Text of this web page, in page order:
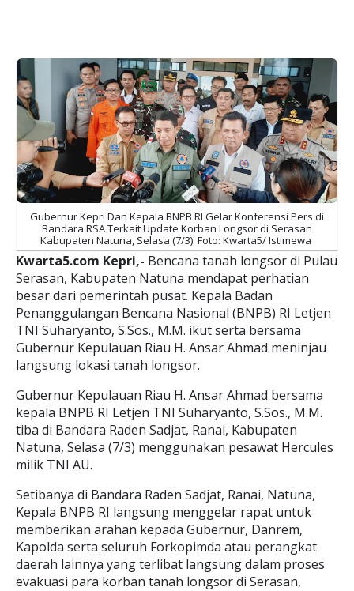
Gubernur Kepri Dan Kepala BNPB RI Gelar Konferensi Pers di
Bandara RSA Terkait Update Korban Longsor di Serasan
Kabupaten Natuna, Selasa (7/3). Foto: Kwarta5/ Istimewa
Kwarta5.com Kepri,- Bencana tanah longsor di Pulau
Serasan, Kabupaten Natuna mendapat perhatian
besar dari pemerintah pusat. Kepala Badan
Penanggulangan Bencana Nasional (BNPB) RI Letjen
TNI Suharyanto, S.Sos., M.M. ikut serta bersama
Gubernur Kepulauan Riau H. Ansar Ahmad meninjau
langsung lokasi tanah longsor.
Gubernur Kepulauan Riau H. Ansar Ahmad bersama
kepala BNPB RI Letjen TNI Suharyanto, S.Sos., M.M.
tiba di Bandara Raden Sadjat, Ranai, Kabupaten
Natuna, Selasa (7/3) menggunakan pesawat Hercules
milik TNI AU.
Setibanya di Bandara Raden Sadjat, Ranai, Natuna,
Kepala BNPB RI langsung menggelar rapat untuk
memberikan arahan kepada Gubernur, Danrem,
Kapolda serta seluruh Forkopimda atau perangkat
daerah lainnya yang terlibat langsung dalam proses
evakuasi para korban tanah longsor di Serasan,